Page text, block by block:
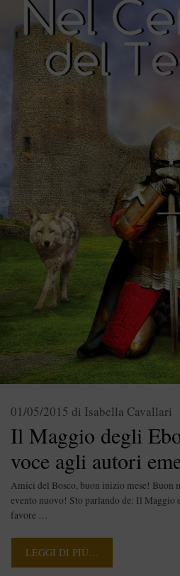
Il Maggio degli
voce agli autori
01/05/2015 di Isabella Cavallari
Amici del Bosco, buon inizio mese! Buon
evento nuovo! Sto parlando de: Il Maggio
favore …
LEGGI DI PIÙ…